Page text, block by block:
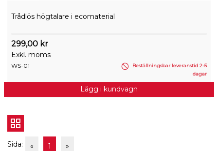
Trådlös högtalare i ecomaterial
299,00 kr
Exkl. moms
WS-01
Beställningsbar leveranstid 2-5
dagar
Lägg i kundvagn
Sida: « 1 »